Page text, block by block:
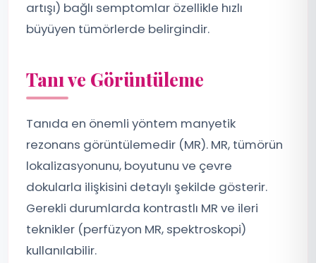
artışı) bağlı semptomlar özellikle hızlı
büyüyen tümörlerde belirgindir.
Tanı ve Görüntüleme
Tanıda en önemli yöntem manyetik
rezonans görüntülemedir (MR). MR, tümörün
lokalizasyonunu, boyutunu ve çevre
dokularla ilişkisini detaylı şekilde gösterir.
Gerekli durumlarda kontrastlı MR ve ileri
teknikler (perfüzyon MR, spektroskopi)
kullanılabilir.